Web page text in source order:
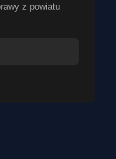
z powiatu